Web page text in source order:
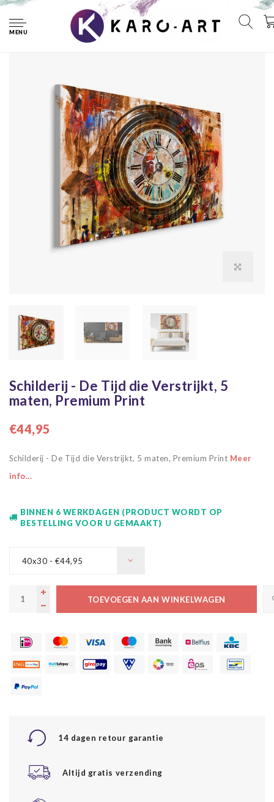
MENU
Schilderij - De Tijd die Verstrijkt, 5 maten, Premium Print
Schilderij - De Tijd die Verstrijkt, 5
maten, Premium Print
€44,95
Schilderij - De Tijd die Verstrijkt, 5 maten, Premium Print Meer
info...
BINNEN 6 WERKDAGEN (PRODUCT WORDT OP
BESTELLING VOOR U GEMAAKT)
40x30 - €44,95
TOEVOEGEN AAN WINKELWAGEN
14 dagen retour garantie
Altijd gratis verzending